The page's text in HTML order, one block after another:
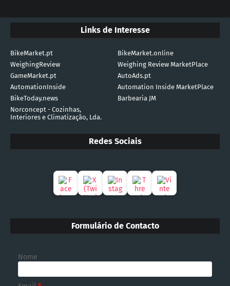
Links de Interesse
BikeMarket.pt
BikeMarket.online
WeighingReview
Weighing Review MarketPlace
GameMarket.pt
AutoAds.pt
AutomationInside
Automation Inside MarketPlace
BikeToday.news
Barbearia JM
Norconcept - Cozinhas,
Interiores e Climatização, Lda.
Redes Sociais
Formulário de Contacto
Nome